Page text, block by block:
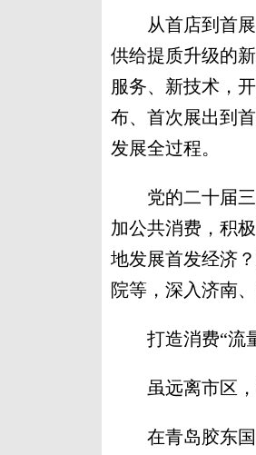
从首店到首展
供给提质升级的
服务、新技术，
布、首次展出到
发展全过程。
党的二十届三
加公共消费，积
地发展首发经济
院等，深入济南
打造消费“流
虽远离市区，
在青岛胶东国